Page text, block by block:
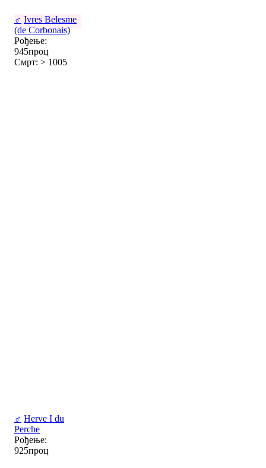
♂ Ivres Belesme
(de Corbonais)
Рођење:
945проц
Смрт: > 1005
♂ Herve I du
Perche
Рођење:
925проц